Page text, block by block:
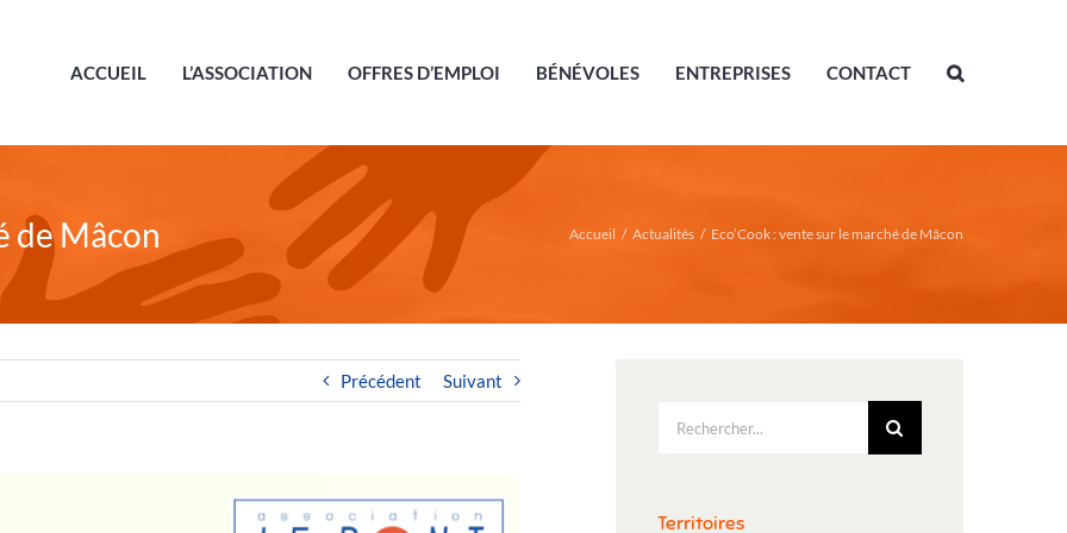
ACCUEIL L’ASSOCIATION OFFRES D’EMPLOI BÉNÉVOLES ENTREPRISES CONTACT
de Mâcon Accueil / Actualités / Eco’Cook : vente sur le marché de Mâcon
Précédent Suivant
Rechercher:
Territoires